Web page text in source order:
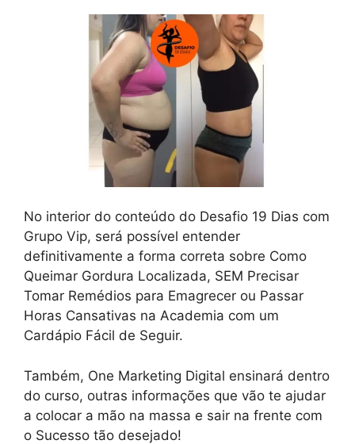
No interior do conteúdo do Desafio 19 Dias com
Grupo Vip, será possível entender
definitivamente a forma correta sobre Como
Queimar Gordura Localizada, SEM Precisar
Tomar Remédios para Emagrecer ou Passar
Horas Cansativas na Academia com um
Cardápio Fácil de Seguir.
Também, One Marketing Digital ensinará dentro
do curso, outras informações que vão te ajudar
a colocar a mão na massa e sair na frente com
o Sucesso tão desejado!